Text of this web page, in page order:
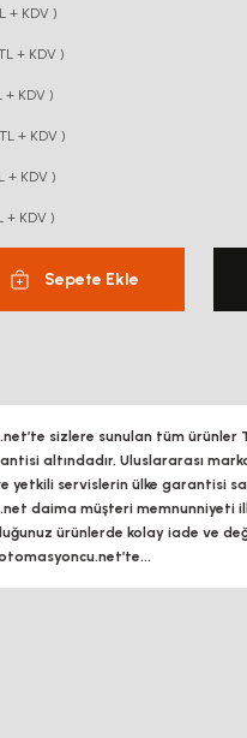
+ KDV )
+ KDV )
+ KDV )
+ KDV )
+ KDV )
+ KDV )
Sepete Ekle
sizlere sunulan tüm ürünler
altındadır, Uluslararası
yetkili servislerin ülke garantisi
daima müşteri memnunniyeti
ürünlerde kolay iade ve